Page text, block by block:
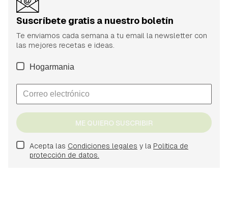
Suscríbete gratis a nuestro boletín
Te enviamos cada semana a tu email la newsletter con
las mejores recetas e ideas.
Hogarmania
ME QUIERO SUSCRIBIR
Acepta las Condiciones legales y la Política de
protección de datos.